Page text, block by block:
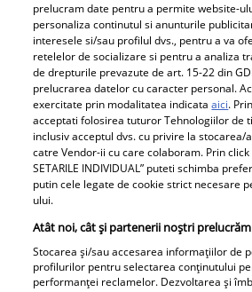
Topul alimentelor din
supermarket
periculoase pentru
copii. Atenționarea
nutriționiștilor
Soțul
făcut
celui
După
Ce
prelucram date pentru a permite website-
personaliza continutul si anunturile
interesele si/sau profilul dvs., pentru a va
retelelor de socializare si pentru a analiza
de drepturile prevazute de art. 15-22 din
prelucrarea datelor cu caracter personal.
exercitate prin modalitatea indicataaici.
acceptati folosirea tuturor Tehnologiilor de
inclusiv acceptul dvs. cu privire la
catre Vendor-ii cu care colaboram. Prin click
SETARILE INDIVIDUAL” puteti schimba
putin cele legate de cookie strict necesare
ului.
Atât noi, cât și partenerii noștri
Stocarea și/sau accesarea informațiilor de
profilurilor pentru selectarea conținutului
performanței reclamelor. Dezvoltarea și